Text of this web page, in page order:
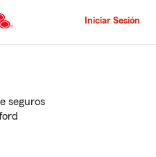
al
principal
Iniciar Sesión